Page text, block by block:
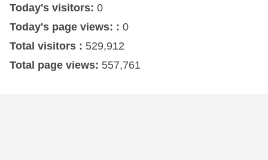
Today's visitors: 0
Today's page views: : 0
Total visitors : 529,912
Total page views: 557,761